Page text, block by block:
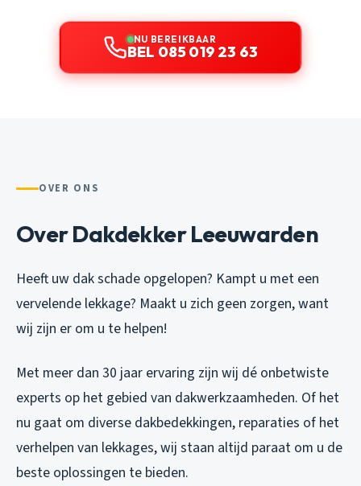
NU BEREIKBAAR
BEL 085 019 23 63
OVER ONS
Over Dakdekker Leeuwarden
Heeft uw dak schade opgelopen? Kampt u met een
vervelende lekkage? Maakt u zich geen zorgen, want
wij zijn er om u te helpen!
Met meer dan 30 jaar ervaring zijn wij dé onbetwiste
experts op het gebied van dakwerkzaamheden. Of het
nu gaat om diverse dakbedekkingen, reparaties of het
verhelpen van lekkages, wij staan altijd paraat om u de
beste oplossingen te bieden.